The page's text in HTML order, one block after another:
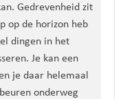
Gedrevenheid zit
op de horizon heb
dingen in het
Je kan een
je daar helemaal
onderweg